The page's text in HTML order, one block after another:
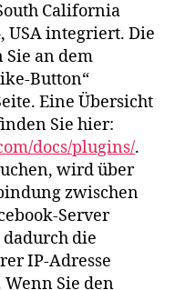
California
USA integriert. Die
an dem
Button“
Eine Übersicht
Sie hier:
docs/plugins/.
wird über
zwischen
Server
die
IP-Adresse
Wenn Sie den